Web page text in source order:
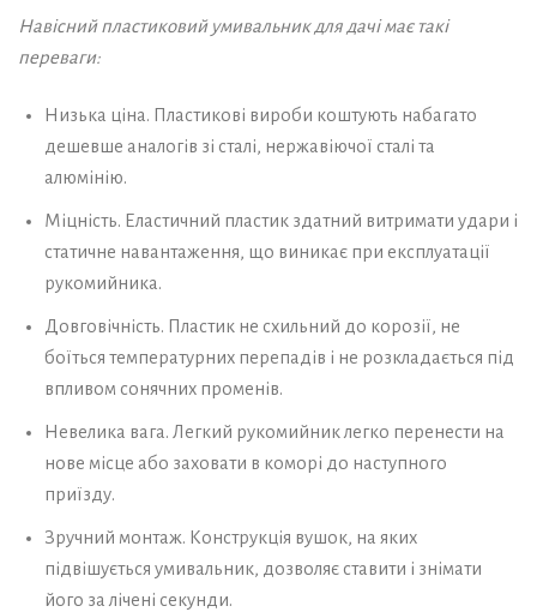
Навісний пластиковий умивальник для дачі має такі
переваги:
Низька ціна. Пластикові вироби коштують набагато
дешевше аналогів зі сталі, нержавіючої сталі та
алюмінію.
Міцність. Еластичний пластик здатний витримати удари і
статичне навантаження, що виникає при експлуатації
рукомийника.
Довговічність. Пластик не схильний до корозії, не
боїться температурних перепадів і не розкладається під
впливом сонячних променів.
Невелика вага. Легкий рукомийник легко перенести на
нове місце або заховати в коморі до наступного
приїзду.
Зручний монтаж. Конструкція вушок, на яких
підвішується умивальник, дозволяє ставити і знімати
його за лічені секунди.